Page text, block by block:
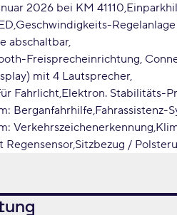
2026 bei KM 41110
Geschwindigkeits-
abschaltbar
Freisprecheinrichtung,
mit 4 Lautsprecher
Fahrlicht Elektron. Stabilitäts-
Berganfahrhilfe Fahrassistenz-
Verkehrszeichenerkennung
RegensensorSitzbezug /